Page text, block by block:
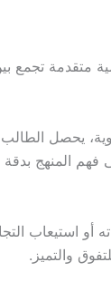
متقدمة تجمع
يحصل
المنهج بدقة
أو استيعاب
والتميز.